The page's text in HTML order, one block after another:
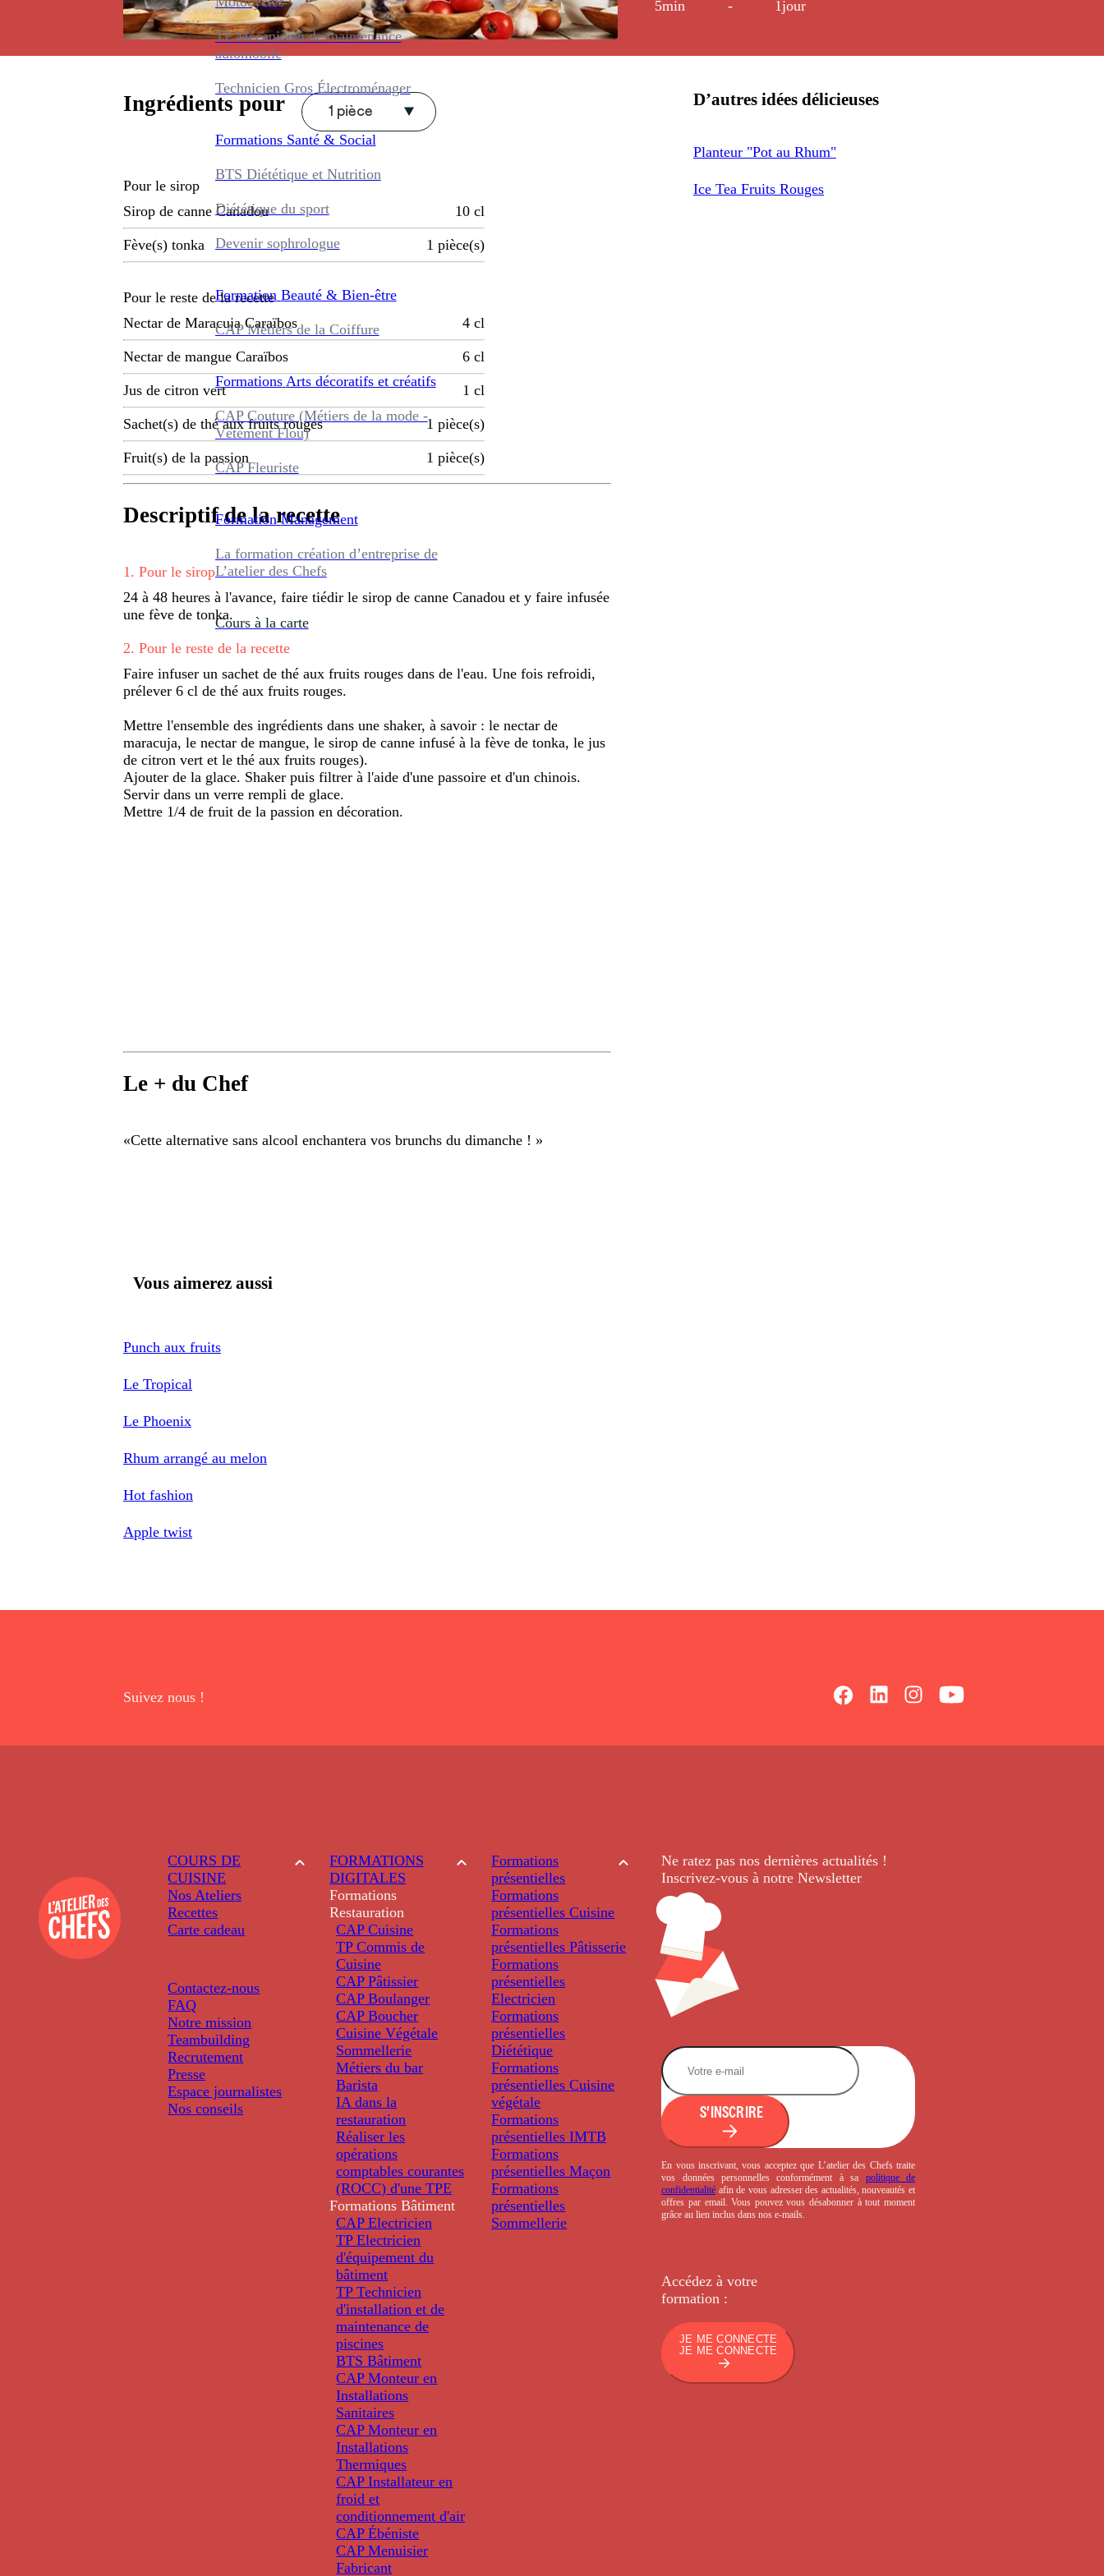
TP Mécanicien de maintenance
automobile
Technicien Gros Électroménager
Formations Santé & Social
BTS Diététique et Nutrition
Diététique du sport
Devenir sophrologue
Formation Beauté & Bien-être
CAP Métiers de la Coiffure
Formations Arts décoratifs et créatifs
CAP Couture (Métiers de la mode -
Vêtement Flou)
CAP Fleuriste
Formation Management
La formation création d’entreprise de
L’atelier des Chefs
Cours à la carte
5min - 1jour
Ingrédients pour 1 pièce
Pour le sirop
Sirop de canne Canadou
10 cl
Fève(s) tonka 1 pièce(s)
Pour le reste de la recette
Nectar de Maracuja Caraïbos
4 cl
Nectar de mangue Caraïbos 6 cl
Jus de citron vert 1 cl
Sachet(s) de thé aux fruits rouges 1 pièce(s)
Fruit(s) de la passion 1 pièce(s)
Descriptif de la recette
1 . Pour le sirop
24 à 48 heures à l'avance, faire tiédir le sirop de canne Canadou et y faire infusée
une fève de tonka.
2. Pour le reste de la recette
Faire infuser un sachet de thé aux fruits rouges dans de l'eau. Une fois refroidi,
prélever 6 cl de thé aux fruits rouges.
Mettre l'ensemble des ingrédients dans une shaker, à savoir : le nectar de
maracuja, le nectar de mangue, le sirop de canne infusé à la fève de tonka, le jus
de citron vert et le thé aux fruits rouges).
Ajouter de la glace. Shaker puis filtrer à l'aide d'une passoire et d'un chinois.
Servir dans un verre rempli de glace.
Mettre 1/4 de fruit de la passion en décoration.
Le + du Chef
«Cette alternative sans alcool enchantera vos brunchs du dimanche ! »
D’autres idées délicieuses
Planteur "Pot au Rhum"
Ice Tea Fruits Rouges
Vous aimerez aussi
Punch aux fruits
Le Tropical
Le Phoenix
Rhum arrangé au melon
Hot fashion
Apple twist
Suivez nous !
COURS DE
CUISINE
Nos Ateliers
Recettes
Carte cadeau
Contactez-nous
FAQ
Notre mission
Teambuilding
Recrutement
Presse
Espace journalistes
Nos conseils
FORMATIONS
DIGITALES
Formations
Restauration
CAP Cuisine
TP Commis de
Cuisine
CAP Pâtissier
CAP Boulanger
CAP Boucher
Cuisine Végétale
Sommellerie
Métiers du bar
Barista
IA dans la
restauration
Réaliser les
opérations
comptables courantes
(ROCC) d'une TPE
Formations Bâtiment
CAP Electricien
TP Electricien
d'équipement du
bâtiment
TP Technicien
d'installation et de
maintenance de
piscines
BTS Bâtiment
CAP Monteur en
Installations
Sanitaires
CAP Monteur en
Installations
Thermiques
CAP Installateur en
froid et
conditionnement d'air
CAP Ébéniste
CAP Menuisier
Fabricant
Formations
présentielles
Formations
présentielles Cuisine
Formations
présentielles Pâtisserie
Formations
présentielles
Electricien
Formations
présentielles
Diététique
Formations
présentielles Cuisine
végétale
Formations
présentielles IMTB
Formations
présentielles Maçon
Formations
présentielles
Sommellerie
Ne ratez pas nos dernièresactualités !
Inscrivez-vous à notre Newsletter.
S'INSCRIRE
En vous inscrivant, vous acceptez que L’atelier des Chefs traite
vos données personnelles conformément à sa politique de
confidentialité afin de vous adresser des actualités, nouveautés et
offres par email. Vous pouvez vous désabonner à tout moment
grâce au lien inclus dans nos e-mails.
Accédez à votre
formation :
JE ME CONNECTE
JE ME CONNECTE